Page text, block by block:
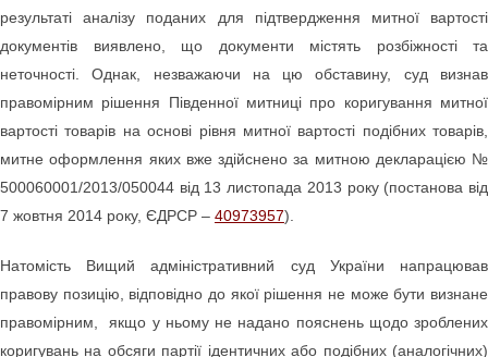
результаті аналізу поданих для підтвердження митної вартості
документів виявлено, що документи містять розбіжності та
неточності. Однак, незважаючи на цю обставину, суд визнав
правомірним рішення Південної митниці про коригування митної
вартості товарів на основі рівня митної вартості подібних товарів,
митне оформлення яких вже здійснено за митною декларацією №
500060001/2013/050044 від 13 листопада 2013 року (постанова від
7 жовтня 2014 року, ЄДРСР – 40973957).
Натомість Вищий адміністративний суд України напрацював
правову позицію, відповідно до якої рішення не може бути визнане
правомірним, якщо у ньому не надано пояснень щодо зроблених
коригувань на обсяги партії ідентичних або подібних (аналогічних)